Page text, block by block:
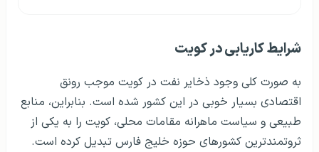
شرایط کاریابی در کویت
به صورت کلی وجود ذخایر نفت در کویت موجب رونق
اقتصادی بسیار خوبی در این کشور شده است. بنابراین، منابع
طبیعی و سیاست ماهرانه مقامات محلی، کویت را به یکی از
ثروتمندترین کشورهای حوزه خلیج فارس تبدیل کرده است.